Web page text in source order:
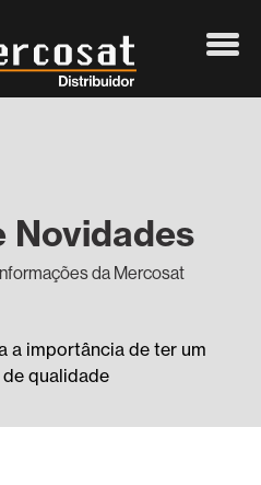
Novidades
da Mercosat
a importância de ter um
qualidade